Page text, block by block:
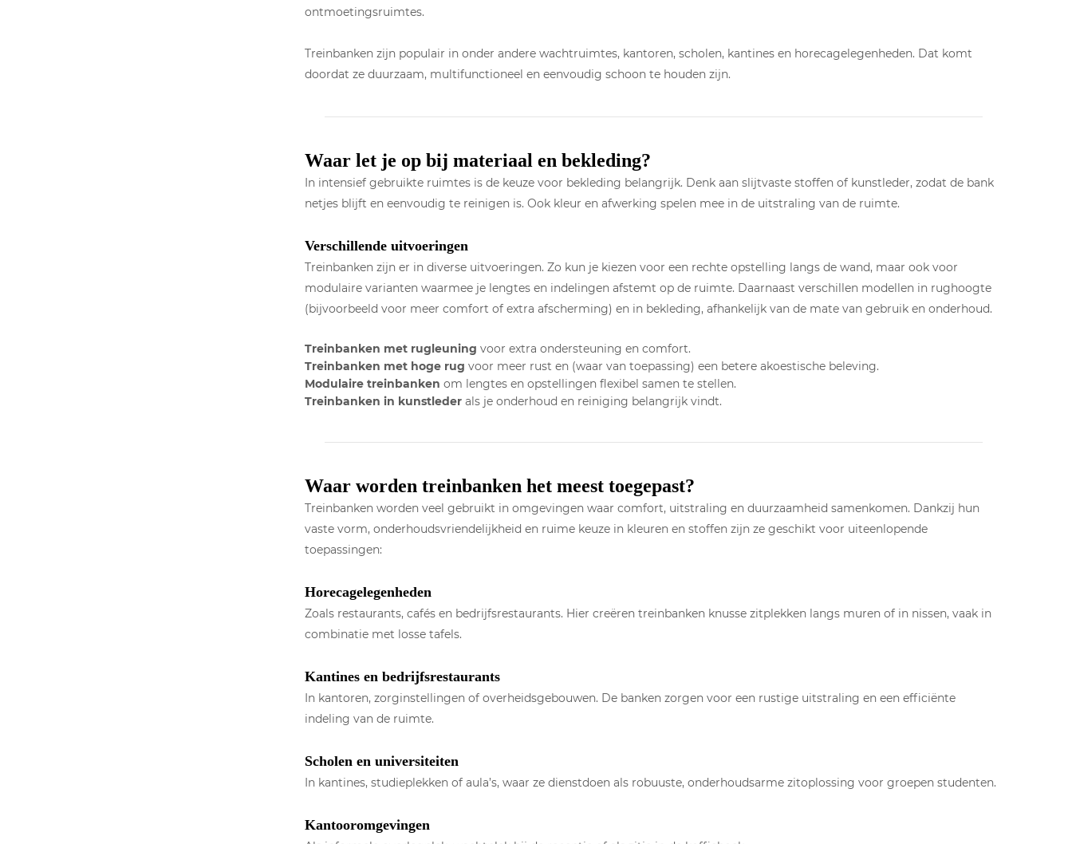
ontmoetingsruimtes.
Treinbanken zijn populair in onder andere wachtruimtes, kantoren, scholen, kantines en horecagelegenheden. Dat komt
doordat ze duurzaam, multifunctioneel en eenvoudig schoon te houden zijn.
Waar let je op bij materiaal en bekleding?
In intensief gebruikte ruimtes is de keuze voor bekleding belangrijk. Denk aan slijtvaste stoffen of kunstleder, zodat de bank
netjes blijft en eenvoudig te reinigen is. Ook kleur en afwerking spelen mee in de uitstraling van de ruimte.
Verschillende uitvoeringen
Treinbanken zijn er in diverse uitvoeringen. Zo kun je kiezen voor een rechte opstelling langs de wand, maar ook voor
modulaire varianten waarmee je lengtes en indelingen afstemt op de ruimte. Daarnaast verschillen modellen in rughoogte
(bijvoorbeeld voor meer comfort of extra afscherming) en in bekleding, afhankelijk van de mate van gebruik en onderhoud.
Treinbanken met rugleuning voor extra ondersteuning en comfort.
Treinbanken met hoge rug voor meer rust en (waar van toepassing) een betere akoestische beleving.
Modulaire treinbanken om lengtes en opstellingen flexibel samen te stellen.
Treinbanken in kunstleder als je onderhoud en reiniging belangrijk vindt.
Waar worden treinbanken het meest toegepast?
Treinbanken worden veel gebruikt in omgevingen waar comfort, uitstraling en duurzaamheid samenkomen. Dankzij hun
vaste vorm, onderhoudsvriendelijkheid en ruime keuze in kleuren en stoffen zijn ze geschikt voor uiteenlopende
toepassingen:
Horecagelegenheden
Zoals restaurants, cafés en bedrijfsrestaurants. Hier creëren treinbanken knusse zitplekken langs muren of in nissen, vaak in
combinatie met losse tafels.
Kantines en bedrijfsrestaurants
In kantoren, zorginstellingen of overheidsgebouwen. De banken zorgen voor een rustige uitstraling en een efficiënte
indeling van de ruimte.
Scholen en universiteiten
In kantines, studieplekken of aula’s, waar ze dienstdoen als robuuste, onderhoudsarme zitoplossing voor groepen studenten.
Kantooromgevingen